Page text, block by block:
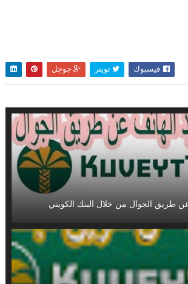
فيسبوك تويتر جوجل
طريق الجوال من خلال البنك الكويتي